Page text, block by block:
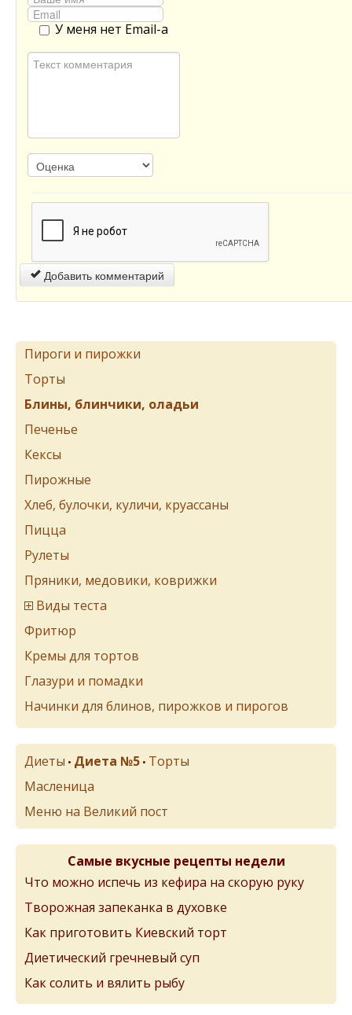
У меня нет Email-а
Добавить комментарий
Пироги и пирожки
Торты
Блины, блинчики, оладьи
Печенье
Кексы
Пирожные
Хлеб, булочки, куличи, круассаны
Пицца
Рулеты
Пряники, медовики, коврижки
Виды теста
Фритюр
Кремы для тортов
Глазури и помадки
Начинки для блинов, пирожков и пирогов
Диеты • Диета №5 • Торты
Масленица
Меню на Великий пост
Самые вкусные рецепты недели
Что можно испечь из кефира на скорую руку
Творожная запеканка в духовке
Как приготовить Киевский торт
Диетический гречневый суп
Как солить и вялить рыбу